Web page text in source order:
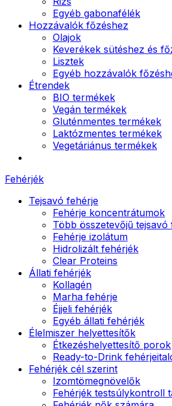
Egyéb gabonafélék
Hozzávalók főzéshez
Olajok
Keverékek sütéshez és
Lisztek
Egyéb hozzávalók
Étrendek
BIO termékek
Vegán termékek
Gluténmentes termékek
Laktózmentes termékek
Vegetáriánus termékek
Fehérjék
Tejsavó fehérje
Fehérje koncentrátumok
Több összetevőjű tejsavó
Fehérje izolátum
Hidrolizált fehérjék
Clear Proteins
Állati fehérjék
Kollagén
Marha fehérje
Éjjeli fehérjék
Egyéb állati fehérjék
Élelmiszer helyettesítők
Étkezéshelyettesítő porok
Ready-to-Drink
Fehérjék cél szerint
Izomtömegnövelők
Fehérjék testsúlykontroll